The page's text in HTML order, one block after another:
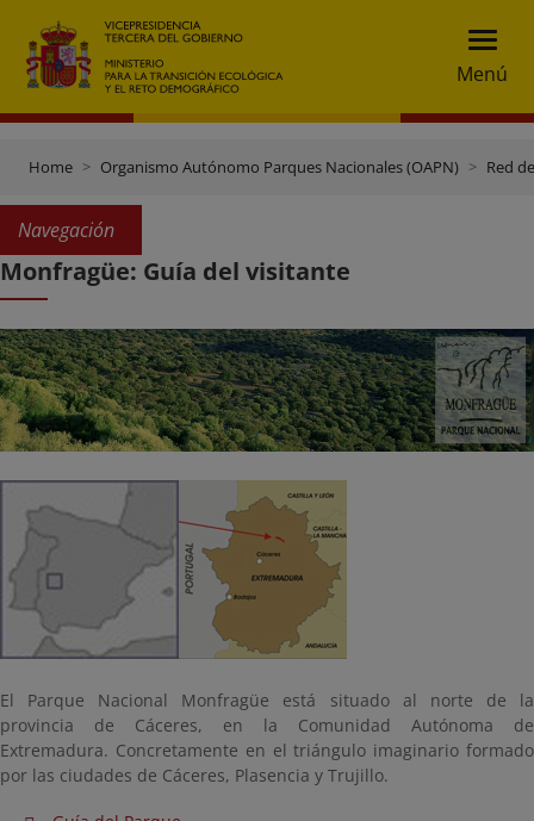
Menú
Home Organismo Autónomo Parques Nacionales (OAPN) Red
Navegación
Monfragüe: Guía del visitante
El Parque Nacional Monfragüe está situado al norte de la
provincia de Cáceres, en la Comunidad Autónoma de
Extremadura. Concretamente en el triángulo imaginario formado
por las ciudades de Cáceres, Plasencia y Trujillo.